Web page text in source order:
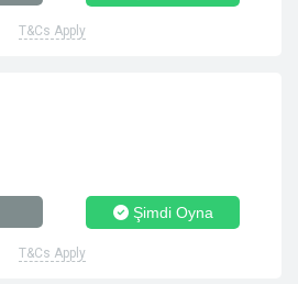
T&Cs Apply
Şimdi Oyna
T&Cs Apply